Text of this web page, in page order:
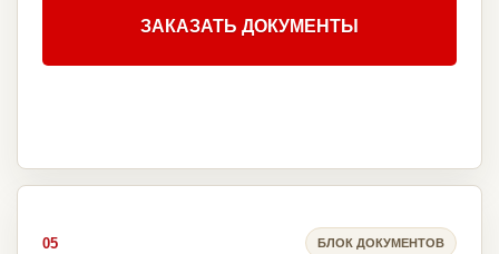
ЗАКАЗАТЬ ДОКУМЕНТЫ
05 БЛОК ДОКУМЕНТОВ